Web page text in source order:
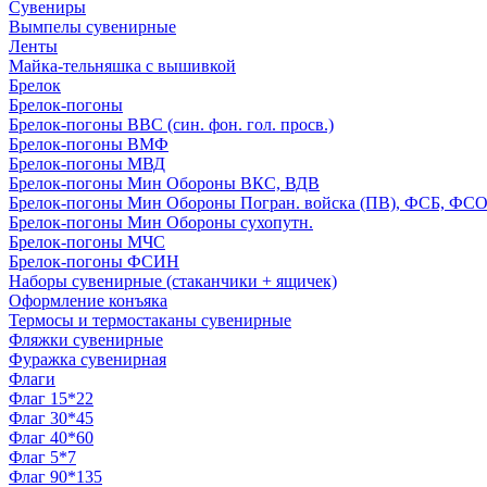
Сувениры
Вымпелы сувенирные
Ленты
Майка-тельняшка с вышивкой
Брелок
Брелок-погоны
Брелок-погоны ВВС (син. фон. гол. просв.)
Брелок-погоны ВМФ
Брелок-погоны МВД
Брелок-погоны Мин Обороны ВКС, ВДВ
Брелок-погоны Мин Обороны Погран. войска (ПВ), ФСБ, ФСО
Брелок-погоны Мин Обороны сухопутн.
Брелок-погоны МЧС
Брелок-погоны ФСИН
Наборы сувенирные (стаканчики + ящичек)
Оформление конъяка
Термосы и термостаканы сувенирные
Фляжки сувенирные
Фуражка сувенирная
Флаги
Флаг 15*22
Флаг 30*45
Флаг 40*60
Флаг 5*7
Флаг 90*135